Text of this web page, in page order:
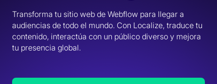
Transforma tu sitio web de Webflow para llegar a
audiencias de todo el mundo. Con Localize, traduce tu
contenido, interactúa con un público diverso y mejora
tu presencia global.